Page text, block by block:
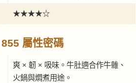
★★★★☆
屬性密碼
爽 × 韌 × 吸味。牛肚適合作牛雜、
火鍋與燜煮用途。